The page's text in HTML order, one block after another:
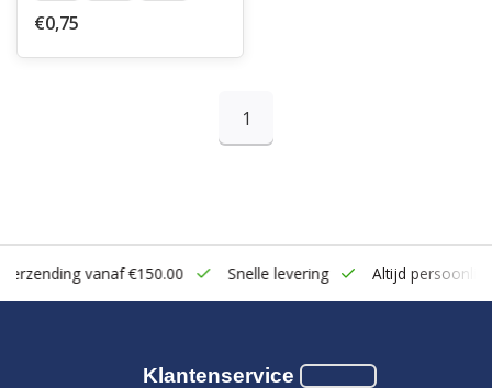
€0,75
1
vanaf €150.00 Snelle levering Altijd persoonlijk
Klantenservice